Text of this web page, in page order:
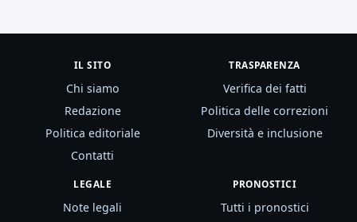
IL SITO
Chi siamo
Redazione
Politica editoriale
Contatti
TRASPARENZA
Verifica dei fatti
Politica delle correzioni
Diversità e inclusione
LEGALE
Note legali
PRONOSTICI
Tutti i pronostici